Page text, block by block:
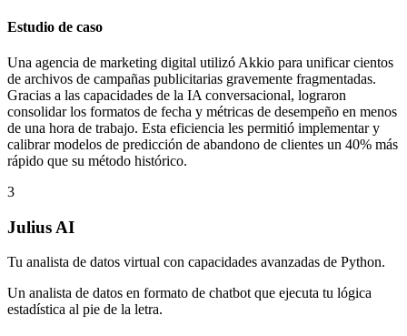
Estudio de caso
Una agencia de marketing digital utilizó Akkio para unificar cientos
de archivos de campañas publicitarias gravemente fragmentadas.
Gracias a las capacidades de la IA conversacional, lograron
consolidar los formatos de fecha y métricas de desempeño en menos
de una hora de trabajo. Esta eficiencia les permitió implementar y
calibrar modelos de predicción de abandono de clientes un 40% más
rápido que su método histórico.
3
Julius AI
Tu analista de datos virtual con capacidades avanzadas de Python.
Un analista de datos en formato de chatbot que ejecuta tu lógica
estadística al pie de la letra.